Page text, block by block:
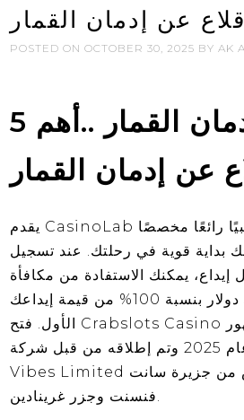
عن إدمان القمار
POSTED ONOCTOBER 30, 2025 BY AK
علاج إدمان القمار ..أهم 5
عن إدمان القمار
يقدم CasinoLab كازينو عرضًا ترحيبيًا رائعًا مخصصًا
بداية قوية في رحلتك. عند تسجيل
يمكنك الاستفادة من مكافأة
ترحيبية تصل إلى 500 دولار بنسبة 100% من قيمة إيداعك
الأول. فتح Crabslots Casino أبوابه أمام جمهور
اللاعبين عام 2025 وتم إطلاقه من قبل شركة Modern
Vibes Limited الحاصلة على ترخيص من جزيرة سانت